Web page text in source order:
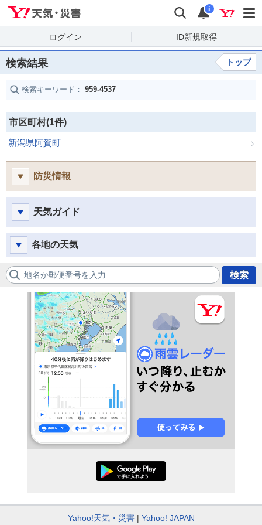
検索 通知
i
ログイン ID新規取得
検索結果 トップ
検索キーワード： 959-4537
市区町村(1件)
新潟県阿賀町
防災情報
天気ガイド
各地の天気
地名か郵便番号を入力 検索
Yahoo!天気・災害 Yahoo! JAPAN